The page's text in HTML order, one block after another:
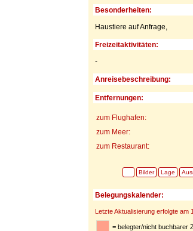
Besonderheiten:
Haustiere auf Anfrage,
Freizeitaktivitäten:
-
Anreisebeschreibung:
Entfernungen:
zum Flughafen:
zum Meer:
zum Restaurant:
Bilder Lage
Belegungskalender:
Letzte Aktualisierung erfolgte am
= belegter/nicht buchbarer